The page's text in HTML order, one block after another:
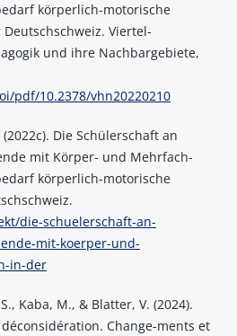
körperlich-motorische
Viertel-
und ihre Nachbargebiete,
pdf/10.2378/vhn20220210
Die Schülerschaft an
mit Körper- und Mehrfach-
körperlich-motorische
die-schuelerschaft-an-
mit-koerper-und-
in-der
Kaba, M., & Blatter, V. (2024).
Change-ments et